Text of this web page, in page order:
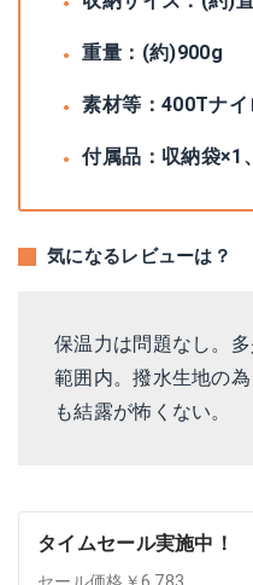
重量：(約)900g
素材等：400Tナイ
付属品：収納袋×1
気になるレビューは？
保温力は問題なし。
範囲内。撥水生地の
も結露が怖くない。
タイムセール実施中！